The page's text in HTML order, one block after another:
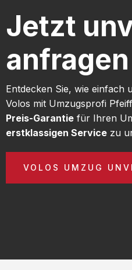
Jetzt
Entdecken Sie, wie einfach
Volos mit Umzugsprofi
Preis-Garantie für Ihren
erstklassigen Service zu
VOLOS UMZUG